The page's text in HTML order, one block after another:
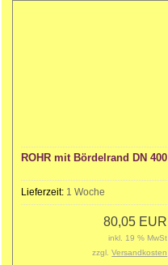
ROHR mit Bördelrand DN 400
Lieferzeit: 1 Woche
80,05 EUR
inkl. 19 % MwSt
zzgl.Versandkosten